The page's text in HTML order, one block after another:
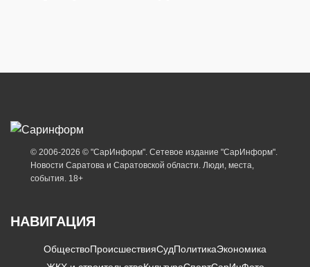
© 2006-2026 © "СарИнформ". Сетевое издание "СарИнформ".
Новости Саратова и Саратовской области. Люди, места,
события. 18+
НАВИГАЦИЯ
ОбществоПроисшествияСудПолитикаЭкономика